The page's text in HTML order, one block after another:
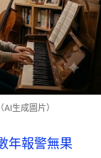
生成圖片）
年報警無果